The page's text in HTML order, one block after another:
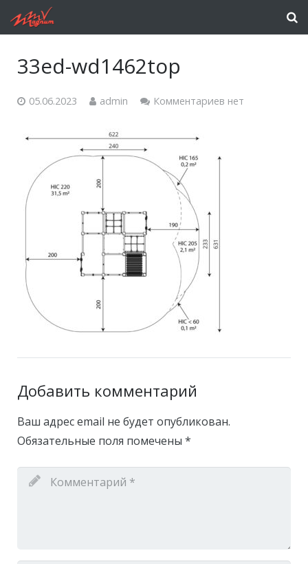
33ed-wd1462top
05.06.2023 admin Комментариев нет
Добавить комментарий
Ваш адрес email не будет опубликован.
Обязательные поля помечены *